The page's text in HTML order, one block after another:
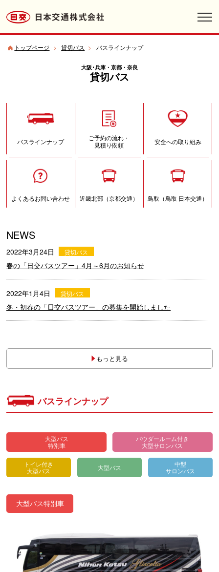
トップページ > 貸切バス > バスラインナップ
大阪･兵庫・京都・奈良
貸切バス
バスラインナップ
ご予約の流れ・
見積り依頼
安全への取り組み
よくあるお問い合わせ 近畿北部（京都交通） 鳥取（鳥取 日本交通）
NEWS
もっと見る
バスラインナップ
大型バス
特別車
パウダールーム付き
大型サロンバス
トイレ付き
大型バス
大型バス
中型
サロンバス
大型バス特別車